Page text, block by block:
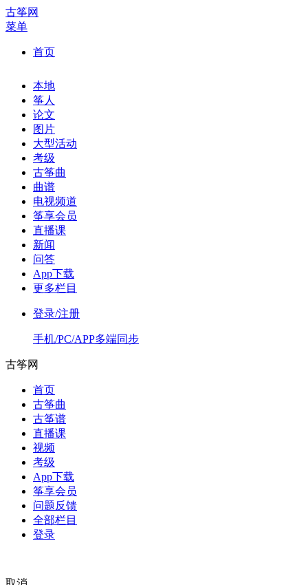
古筝网
菜单
首页
本地
筝人
论文
图片
大型活动
考级
古筝曲
曲谱
电视频道
筝享会员
直播课
新闻
问答
App下载
更多栏目
登录/注册
手机/PC/APP多端同步
古筝网
首页
古筝曲
古筝谱
直播课
视频
考级
App下载
筝享会员
问题反馈
全部栏目
登录